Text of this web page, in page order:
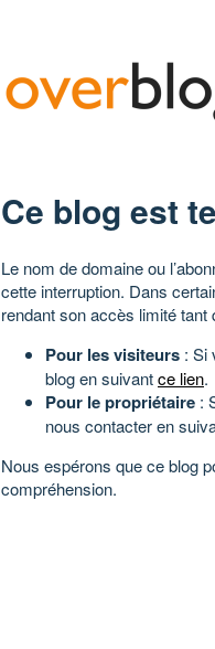
Ce blog est
Le nom de domaine ou
cette interruption. Dans
rendant son accès limité tant
Pour les visiteurs : Si
blog en suivantce lien.
Pour le propriétaire :
nous contacter en
Nous espérons que ce blog
compréhension.